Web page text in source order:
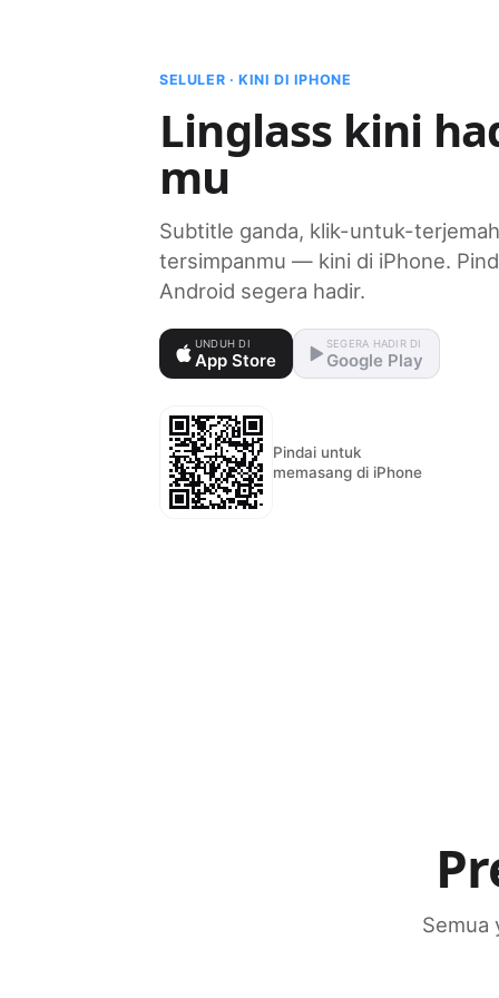
SELULER · KINI DI IPHONE
Linglass kini
mu
Subtitle ganda, klik-untuk-
tersimpanmu — kini di iPhone.
Android segera hadir.
UNDUH DI
App Store
SEGERA HADIR DI
Google Play
Pindai untuk
memasang di iPhone
Semua